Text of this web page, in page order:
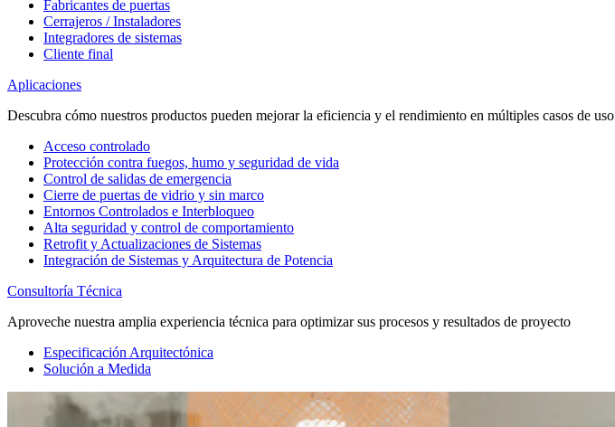
Fabricantes de puertas
Cerrajeros / Instaladores
Integradores de sistemas
Cliente final
Aplicaciones
Descubra cómo nuestros productos pueden mejorar la eficiencia y el rendimiento en múltiples casos de uso
Acceso controlado
Protección contra fuegos, humo y seguridad de vida
Control de salidas de emergencia
Cierre de puertas de vidrio y sin marco
Entornos Controlados e Interbloqueo
Alta seguridad y control de comportamiento
Retrofit y Actualizaciones de Sistemas
Integración de Sistemas y Arquitectura de Potencia
Consultoría Técnica
Aproveche nuestra amplia experiencia técnica para optimizar sus procesos y resultados de proyecto
Especificación Arquitectónica
Solución a Medida